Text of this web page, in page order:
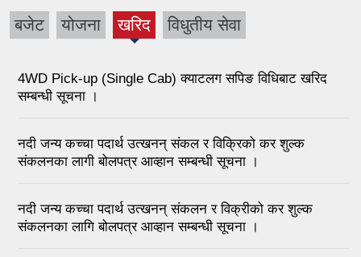
बजेट योजना खरिद विधुतीय सेवा
4WD Pick-up (Single Cab) क्याटलग सपिङ विधिबाट खरिद
सम्बन्धी सूचना ।
नदी जन्य कच्चा पदार्थ उत्खनन् संकल र विक्रिको कर शुल्क
संकलनका लागी बोलपत्र आव्हान सम्बन्धी सूचना ।
नदी जन्य कच्चा पदार्थ उत्खनन् संकलन र विक्रीको कर शुल्क
संकलनका लागि बोलपत्र आव्हान सम्बन्धी सूचना ।